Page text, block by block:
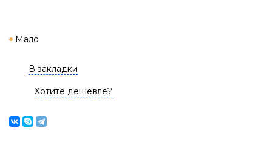
Мало
В закладки
Хотите дешевле?